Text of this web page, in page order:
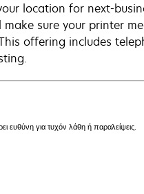
location for next-
sure your printer
offering includes
ευθύνη για τυχόν λάθη ή παραλείψεις.